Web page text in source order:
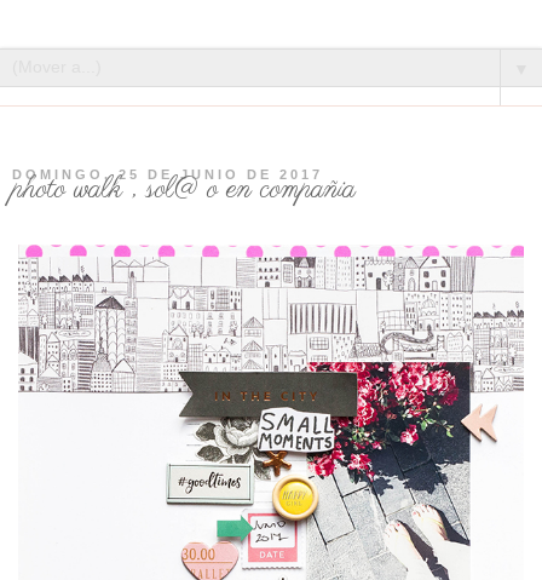
DOMINGO, 25 DE JUNIO DE 2017
photo walk , sol@ o en compañia